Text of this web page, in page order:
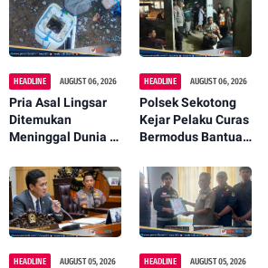
HEADLINE AUGUST 06, 2026
Pria Asal Lingsar
Ditemukan
Meninggal Dunia di
Lembar Saat
Mencari Belut
HEADLINE AUGUST 06, 2026
Polsek Sekotong
Kejar Pelaku Curas
Bermodus Bantuan
Penculikan Anak
Dipastikan Hoaks
HEADLINE AUGUST 05, 2026 HEADLINE AUGUST 05, 2026